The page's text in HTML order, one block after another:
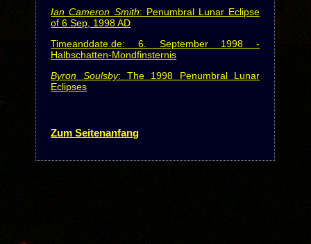
Ian Cameron Smith: Penumbral Lunar Eclipse
of 6 Sep, 1998 AD
Timeanddate.de: 6. September 1998 -
Halbschatten-Mondfinsternis
Byron Soulsby: The 1998 Penumbral Lunar
Eclipses
Zum Seitenanfang